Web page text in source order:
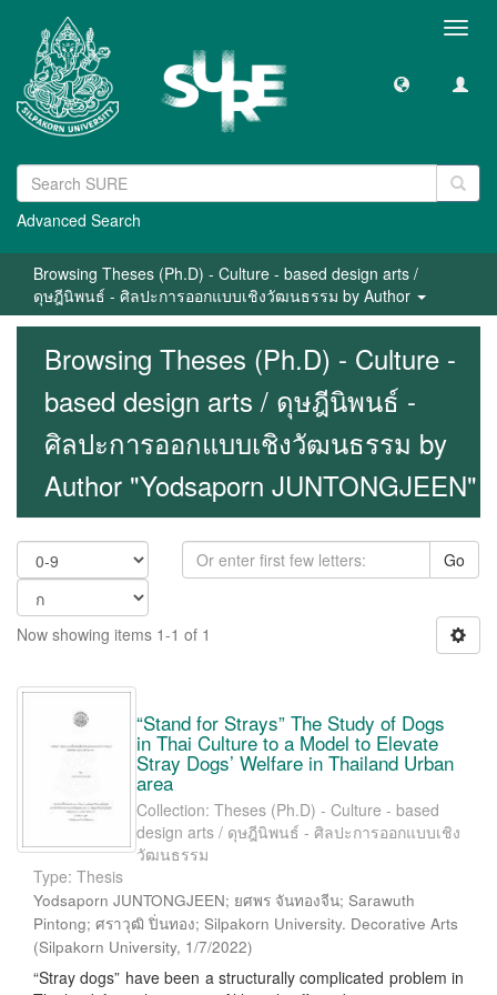
Advanced Search
Browsing Theses (Ph.D) - Culture - based design arts /
ดุษฎีนิพนธ์ - ศิลปะการออกแบบเชิงวัฒนธรรม by Author
Browsing Theses (Ph.D) - Culture -
based design arts / ดุษฎีนิพนธ์ -
ศิลปะการออกแบบเชิงวัฒนธรรม by
Author "Yodsaporn JUNTONGJEEN"
Go
Now showing items 1-1 of 1
“Stand for Strays” The Study of Dogs
in Thai Culture to a Model to Elevate
Stray Dogs’ Welfare in Thailand Urban
area
Collection: Theses (Ph.D) - Culture - based
design arts / ดุษฎีนิพนธ์ - ศิลปะการออกแบบเชิง
วัฒนธรรม
Type: Thesis
Yodsaporn JUNTONGJEEN; ยศพร จันทองจีน; Sarawuth
Pintong; ศราวุฒิ ปิ่นทอง; Silpakorn University. Decorative Arts
(Silpakorn University, 1/7/2022)
“Stray dogs” have been a structurally complicated problem in